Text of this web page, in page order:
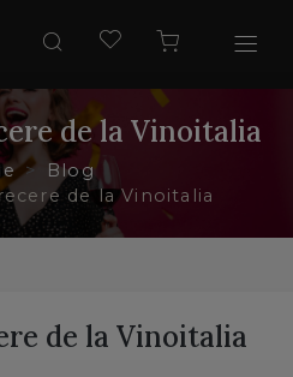
de la Vinoitalia
Blog
de la Vinoitalia
de la Vinoitalia